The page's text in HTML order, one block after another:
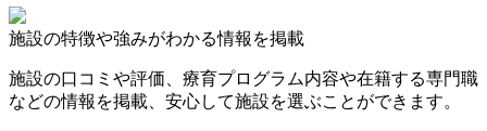
施設の特徴や強みがわかる情報を掲載
施設の口コミや評価、療育プログラム内容や在籍する専門職
などの情報を掲載、安心して施設を選ぶことができます。